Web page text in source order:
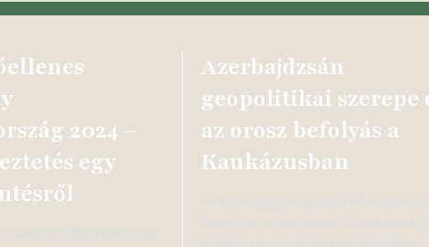
2024 –
egy
Azerbajdzsán
geopolitikai szerepe
az orosz befolyás a
Kaukázusban